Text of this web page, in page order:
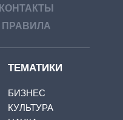
КОНТАКТЫ
ПРАВИЛА
ТЕМАТИКИ
БИЗНЕС
КУЛЬТУРА